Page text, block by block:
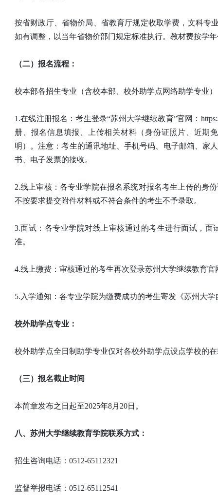
按省财政厅、省物价局、省教育厅规定收取学费，文科专
如有调整，以当年省物价部门规定标准执行。教材费按学
（二）报名流程：
校本部各招生专业（含校本部、校外助学点网络助学专业
1.在线注册报名：考生登录“苏州大学继续教育”官网：
册、报名信息填报、上传相关材料（身份证照片、近期
明）。注意：考生的通讯地址、手机号码、电子邮箱、家
书、电子发票的接收。
2.线上审核：各专业学院在报名系统对报名考生上传的身
不按要求提交附件材料或不符合条件的考生不予录取。
3.面试：各专业学院对线上审核通过的考生进行面试，
准。
4.线上缴费：审核通过的考生再次登录苏州大学继续教育
5.入学通知：各专业学院为缴费成功的考生寄发《苏州大
校外助学点专业：
校外助学点全日制助学专业仅对各校外助学点设点学校的
（三）报名截止时间
本简章发布之日起至2025年8月20日。
八、苏州大学继续教育学院联系方式：
招生咨询电话：0512-65112321
监督举报电话：0512-65112541